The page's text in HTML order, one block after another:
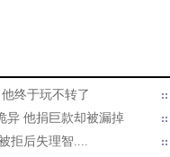
终于玩不转了
异 他捐巨款却被漏掉
拒后失理智....